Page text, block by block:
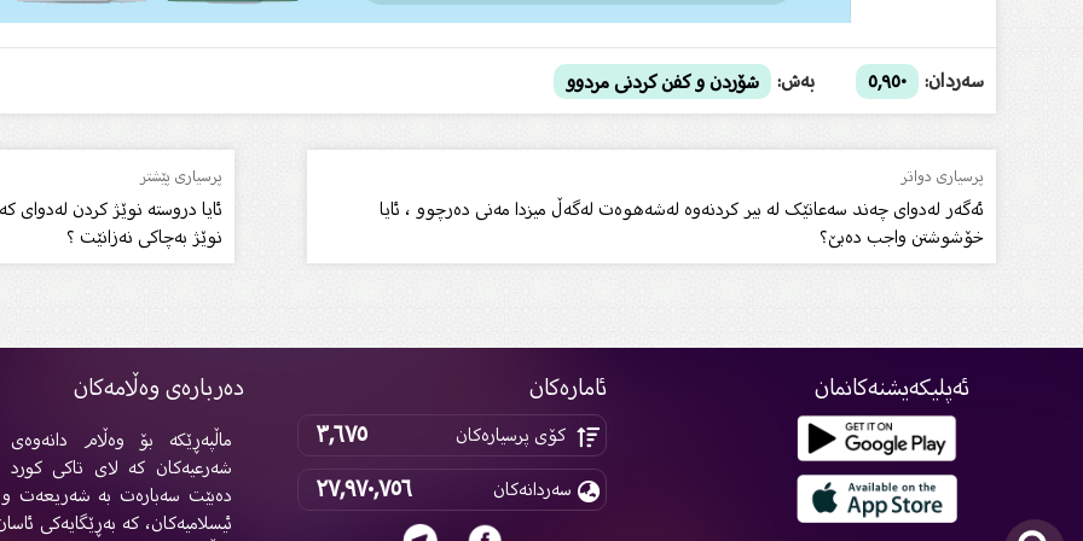
سەردان: ٥,٩٥٠ بەش: شۆردن و کفن کردنى مردوو
پرسیاری دواتر
ئەگەر لەدوای چەند سەعاتێک لە بیر کردنەوە لەشەهوەت لەگەڵ میزدا مەنی دەرچوو ، ئایا
خۆشوشتن واجب دەبێ؟
پرسیاری پێشتر
ئایا دروستە نوێژ کردن لەدوای
نوێژ بەچاکی نەزانێت ؟
ئەپلیکەیشنەکانمان ئامارەکان
کۆی پرسیارەکان ٣,٦٧٥
سەردانەکان ٢٧,٩٧٠,٧٥٦
دەربارەی وەڵامەکان
ماڵپەڕێکە بۆ وەڵام دانەوەی
شەرعیەکان کە لای تاکی
دەبێت سەبارەت بە شەریعەت
ئیسلامیەکان، کە بەڕێگایەکی